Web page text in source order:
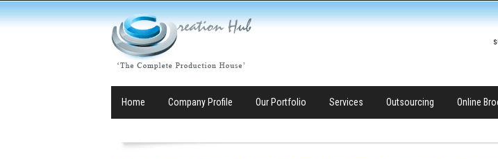
Home Company Profile Our Portfolio Services Outsourcing Online